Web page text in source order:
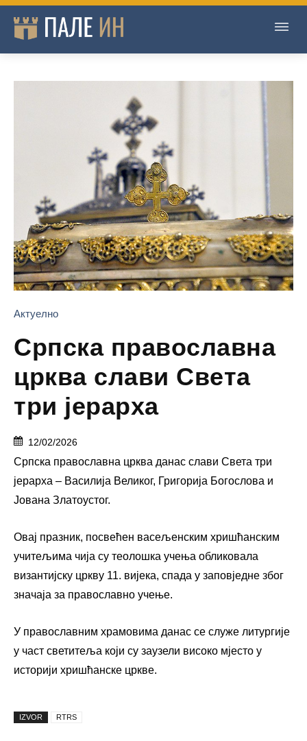
Актуелно
Српска православна
црква слави Света
три јерарха
12/02/2026
Српска православна црква данас слави Света три
јерарха – Василија Великог, Григорија Богослова и
Јована Златоустог.
Овај празник, посвећен васељенским хришћанским
учитељима чија су теолошка учења обликовала
византијску цркву 11. вијека, спада у заповједне због
значаја за православно учење.
У православним храмовима данас се служе литургије
у част светитеља који су заузели високо мјесто у
историји хришћанске цркве.
IZVOR RTRS